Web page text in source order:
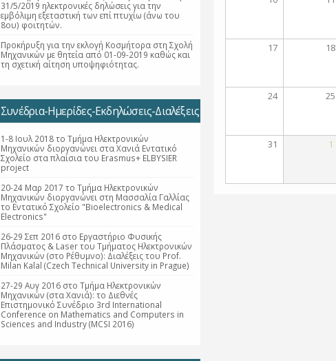
31/5/2019 ηλεκτρονικές δηλώσεις για την
εμβόλιμη εξεταστική των επί πτυχίω (άνω του
8ου) φοιτητών.
Προκήρυξη για την εκλογή Κοσμήτορα στη Σχολή
Μηχανικών με θητεία από 01-09-2019 καθώς και
τη σχετική αίτηση υποψηφιότητας.
Συνέδρια-Ημερίδες-Εκδηλώσεις-Διαλέξεις
1-8 Ιουλ 2018 το Τμήμα Ηλεκτρονικών
Μηχανικών διοργανώνει στα Χανιά Εντατικό
Σχολείο στα πλαίσια του Erasmus+ ELBYSIER
project
20-24 Μαρ 2017 το Τμήμα Ηλεκτρονικών
Μηχανικών διοργανώνει στη Μασσαλία Γαλλίας
το Εντατικό Σχολείο "Bioelectronics & Medical
Electronics"
26-29 Σεπ 2016 στο Εργαστήριο Φυσικής
Πλάσματος & Laser του Τμήματος Ηλεκτρονικών
Μηχανικών (στο Ρέθυμνο): Διαλέξεις του Prof.
Milan Kalal (Czech Technical University in Prague)
27-29 Αυγ 2016 στο Τμήμα Ηλεκτρονικών
Μηχανικών (στα Χανιά): το Διεθνές
Επιστημονικό Συνέδριο 3rd International
Conference on Mathematics and Computers in
Sciences and Industry (MCSI 2016)
17 18
24 25
31 1